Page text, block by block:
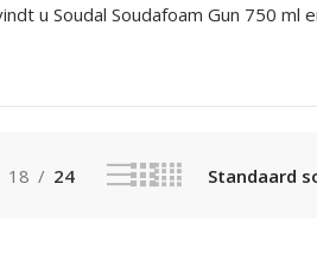
u Soudal Soudafoam Gun 750 ml
18 24